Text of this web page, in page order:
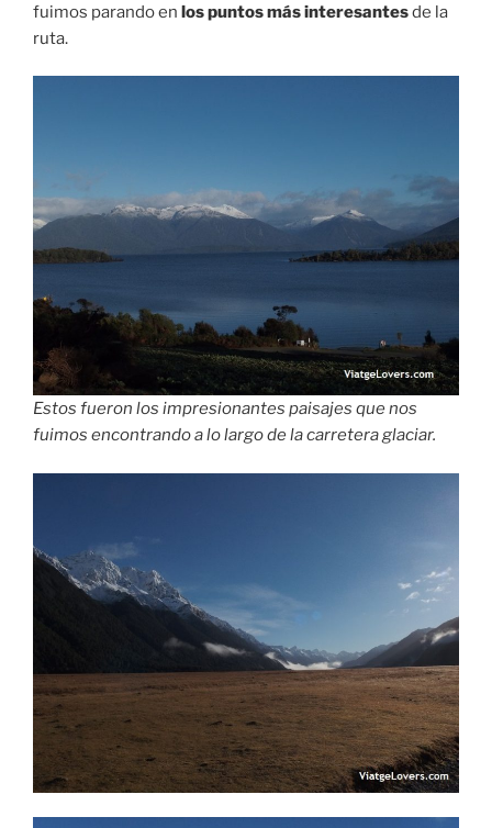
fuimos parando en los puntos más interesantesde la
ruta.
Estos fueron los impresionantes paisajes que nos
fuimos encontrando a lo largo de la carretera glaciar.